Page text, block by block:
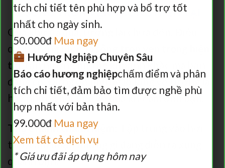
1. SỐNG TRỌN VẸN TRONG HIỆN TẠI
Quá khứ đã qua, tương lai chưa đến. Điều
quan trọng nhất làsống trọn vẹn trong hiện
tại, tận hưởng những khoảnh khắc mà bạn
đang có. Đừng để những lo lắng về tương lai
hay những hối tiếc về quá khứ ám ảnh bạn.
Thực hành chánh niệm:
thở, cảm nhận những gì đang diễn ra xung
quanh bạn.
tích chi tiết tên phù hợp và bổ trợ tốt
nhất cho ngày sinh.
50.000đ Mua ngay
Hướng Nghiệp Chuyên Sâu
Báo cáo hương nghiệpchấm điểm và phân
tích chi tiết, đảm bảo tìm được nghề phù
hợp nhất với bản thân.
99.000đ Mua ngay
Xem tất cả dịch vụ
* Giá ưu đãi áp dụng hôm nay